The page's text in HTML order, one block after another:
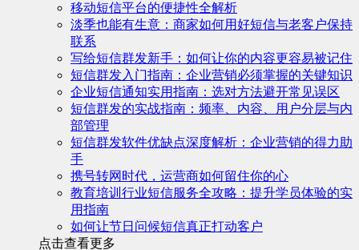
移动短信平台的便捷性全解析
淡季也能有生意：商家如何用好短信与老客户保持
联系
写给短信群发新手：如何让你的内容更容易被记住
短信群发入门指南：企业营销必须掌握的关键知识
企业短信通知实用指南：选对方法避开常见误区
短信群发的实战指南：频率、内容、用户分层与内
部管理
短信群发软件优缺点深度解析：企业营销的得力助
手
携号转网时代，运营商如何留住你的心
教育培训行业短信服务全攻略：提升学员体验的实
用指南
如何让节日问候短信真正打动客户
点击查看更多